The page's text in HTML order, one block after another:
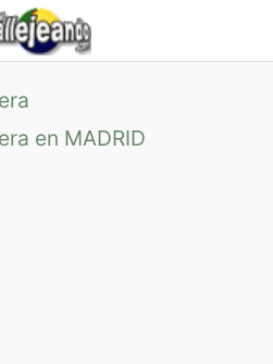
en MADRID